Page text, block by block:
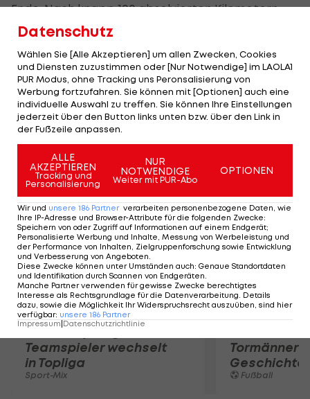
Ende. Nach knapp 100 absolvierten Kilometern
auf der 6.Etappe ist der IAM-Profi zusammen mit
Gourmetfein in einen Sturz des Hauptfeldes
verwickelt. Der Tiroler kann die Etappe nicht
fortsetzen und muss mit Verdacht auf
Schlüsselbeinbruch per Krankenwagen ins Spital
gebracht werden.
Mehr zum Thema
Karrieresprung! ÖVV-
Teamspieler wechselt
in Topliga
Sport-Mix
Tormänner
Geschichte
Fußball
Datenschutz
Wählen Sie [Alle Akzeptieren] um allen Zwecken, Cookies
und Diensten zuzustimmen oder [Nur Notwendige] im LAOLA1
PUR Modus, ohne Tracking uns Peronsalisierung von
Werbung fortzufahren. Sie können mit [Optionen] auch eine
individuelle Auswahl zu treffen. Sie können Ihre Einstellungen
jederzeit über den Button links unten bzw. über den Link in
der Fußzeile anpassen.
ALLE
AKZEPTIEREN
Tracking und
Personalisierung
NUR
NOTWENDIGE
Weiter mit PUR-Abo
OPTIONEN
Wir und unsere 186 Partner verarbeiten personenbezogene Daten, wie
Ihre IP-Adresse und Browser-Attribute für die folgenden Zwecke:
Speichern von oder Zugriff auf Informationen auf einem Endgerät;
Personalisierte Werbung und Inhalte, Messung von Werbeleistung und
der Performance von Inhalten, Zielgruppenforschung sowie Entwicklung
und Verbesserung von Angeboten.
Diese Zwecke können unter Umständen auch: Genaue Standortdaten
und Identifikation durch Scannen von Endgeräten.
Manche Partner verwenden für gewisse Zwecke berechtigtes
Interesse als Rechtsgrundlage für die Datenverarbeitung. Details
dazu, sowie die Möglichkeit Ihr Widerspruchsrecht auszuüben, sind hier
verfügbar: unsere 186 Partner
Impressum Datenschutzrichtlinie